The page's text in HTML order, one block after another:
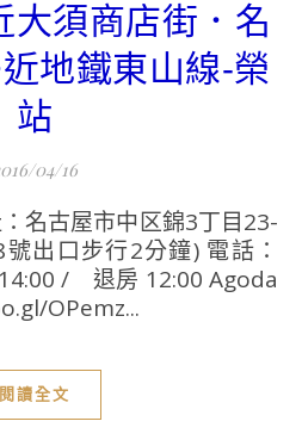
大須商店街．名
地鐵東山線-榮
站
04/16
出口步行2分鐘) 電話：
/ 退房 12:00 Agoda
OPemz...
閱讀全文